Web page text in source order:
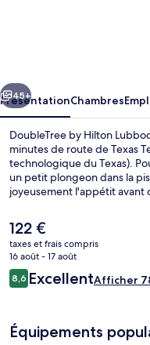
University
Area
Suivant
45+
PrésentationChambres
DoubleTree by Hilton
minutes de route de Texas
technologique du Texas).
un petit plongeon dans la
joyeusement l'appétit avant
dîner. Au menu des petits
salon, une salle de fitness
non ? Les autres voyageurs
Le
prix
actuel
est
de
122 €
taxes et frais compris
16 août - 17 août
Avis
voyageurs
8,68,6 sur 10
ExcellentAfficher
Équipements